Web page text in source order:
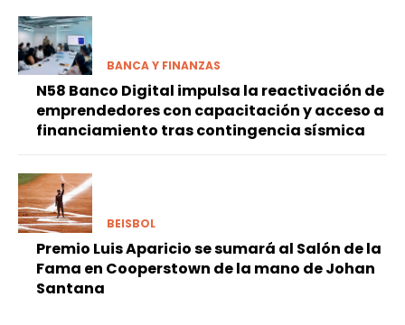
BANCA Y FINANZAS
N58 Banco Digital impulsa la reactivación de
emprendedores con capacitación y acceso a
financiamiento tras contingencia sísmica
BEISBOL
Premio Luis Aparicio se sumará al Salón de la
Fama en Cooperstown de la mano de Johan
Santana